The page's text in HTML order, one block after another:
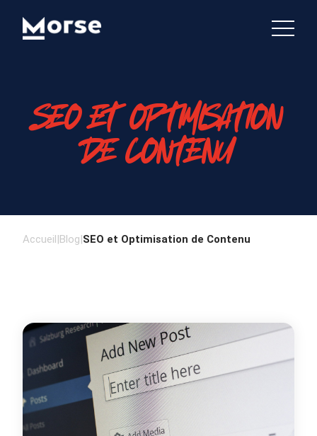
SEO ET OPTIMISATION
DE CONTENU
Accueil|Blog|SEO et Optimisation de Contenu